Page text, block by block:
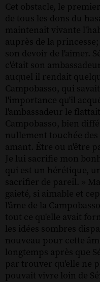
Cet obstacle, le
de tous les dons du
maintenait vivante
auprès de la
son devoir de l'aimer.
c'était son
auquel il rendait
Campobasso, qui
l'importance qu'il
l'ambassadeur le
Campobasso, bien
nullement touchée des
amant. Être ou n'être
Je lui sacrifie mon
qui est un hérétique,
sacrifier de pareil. »
gaieté, si aimable et
l'âme de la
tout ce qu'elle avait
les idées sombres
nouveau pour cette
longtemps après que
par trouver qu'elle ne
pouvait vivre loin de